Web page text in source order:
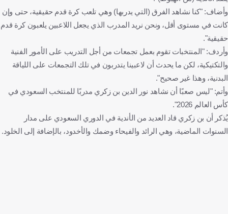
وأضاف: "كنا نشاهد الفرق (التي يدربها) وهي تلعب كرة قدم حقيقية، حتى وإن
كانت في مستوى أقل، ونحن نريد المدرب الذي يجعل اللاعبين يلعبون كرة قدم
حقيقية".
وأردف: "المنتخبات تقوم بعمل تجمعات من أجل التدريب على الأمور الفنية
والتكتيكية، لكن ما يحدث أن لاعبينا يتدربون في تلك التجمعات على اللياقة
البدنية، وهذا غير صحيح".
وأتم: "ليس صعبًا أن نشاهد نور الدين بن زكري مدربًا للمنتخب السعودي في
كأس العالم 2026".
يُذكر أن بن زكري قاد العديد من الأندية في الدوري السعودي على مدار
السنوات الماضية، وهي الرائد والفيحاء وضمك والأخدود، بالإضافة إلى الخلود.